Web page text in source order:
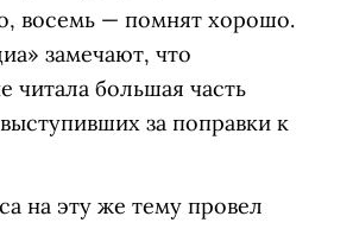
восемь — помнят хорошо.
замечают, что
читала большая часть
за поправки к
на эту же тему провел